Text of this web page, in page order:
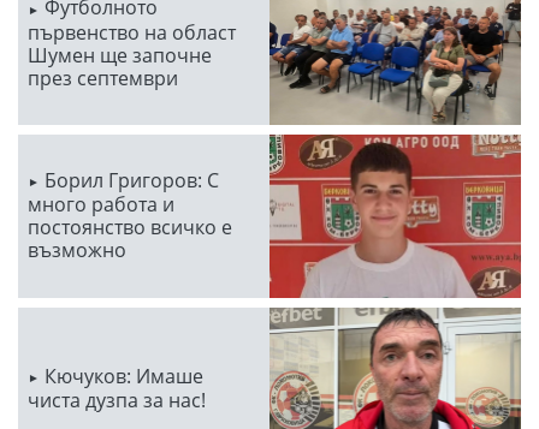
Футболното
първенство на област
Шумен ще започне
през септември
Борил Григоров: С
много работа и
постоянство всичко е
възможно
Кючуков: Имаше
чиста дузпа за нас!